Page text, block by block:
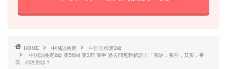
HOME 中国語検定
中国語検定2級
中国語検定2級 第56回 第3問 前半 過去問無料解説！「实际，实在，其实，事
实」の区別は？